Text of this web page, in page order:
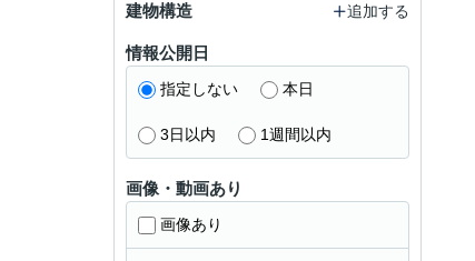
建物構造 追加する
情報公開日
指定しない 本日
3日以内 1週間以内
画像・動画あり
画像あり